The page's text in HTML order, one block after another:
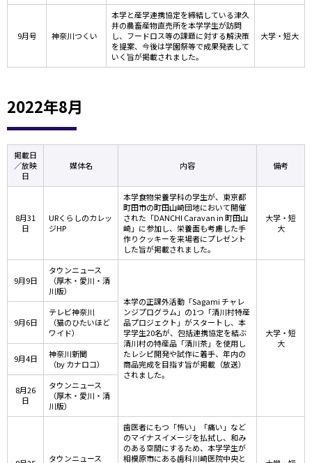
9月号 神奈川つくい
本学と産学連携協定を締結している津久
井の農畜産物直売所を本学学生が訪問
し、フードロス等の課題に対する解決策
を提案、今後は学園祭等で成果発表して
いく旨が掲載されました。
大学・短大
2022年8月
掲載日
／放映
日
媒体名 内容 備考
8月31
日
URくらしのカレッ
ジHP
本学食物栄養学科の学生が、東京都
町田市の町田山崎団地において開催
された「DANCHI Caravan in 町田山
崎」に参加し、栄養面も考慮した手
作りクッキーを来場者にプレゼント
した旨が掲載されました。
大学・短
大
9月9日
タウンニュース
（厚木・愛川・清
川版）
本学の正課外活動「Sagami チャレ
ンジプログラム」の1つ「清川村特産
品プロジェクト」がスタートし、本
学学生20名が、包括連携協定を結ぶ
清川村の特産品「清川茶」を使用し
たレシピ開発や試作に着手、年内の
商品完成を目指す旨が掲載（放送）
されました。
大学・短
大
9月6日
テレビ神奈川
（猫のひたいほど
ワイド）
9月4日
神奈川新聞
（by カナロコ）
8月26
日
タウンニュース
（厚木・愛川・清
川版）
タウンニュース
歯医者にもつ「怖い」「痛い」など
のマイナスイメージを払拭し、和み
のある空間にするため、本学学生が
相模原市にある歯科川崎医院中央と